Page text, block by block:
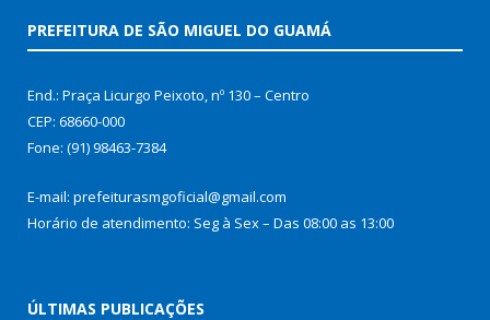
PREFEITURA DE SÃO MIGUEL DO GUAMÁ
End.: Praça Licurgo Peixoto, nº 130 – Centro
CEP: 68660-000
Fone: (91) 98463-7384
E-mail: prefeiturasmgoficial@gmail.com
Horário de atendimento: Seg à Sex – Das 08:00 as 13:00
ÚLTIMAS PUBLICAÇÕES